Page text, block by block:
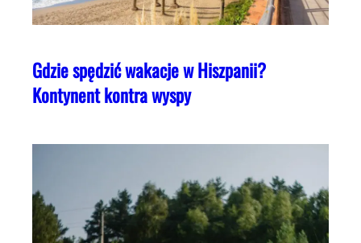
Gdzie spędzić wakacje w Hiszpanii?
Kontynent kontra wyspy